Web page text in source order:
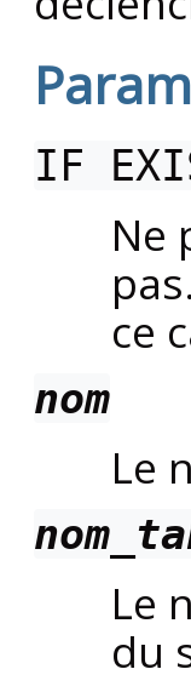
IF
Ne
ce
nom
Le
Le
du